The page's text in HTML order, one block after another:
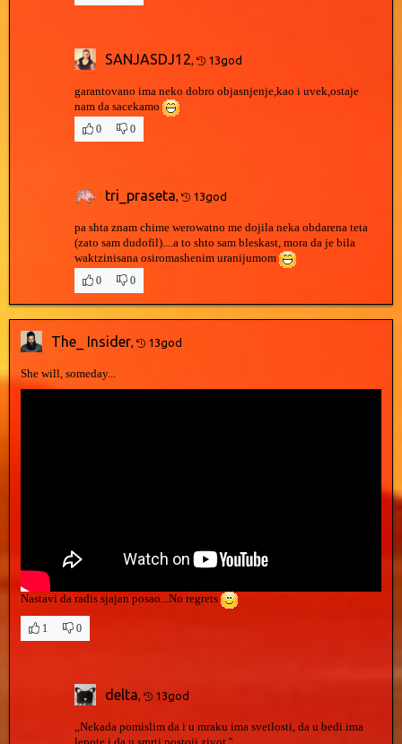
SANJASDJ12 13god
garantovano ima neko dobro objasnjenje,kao i uvek,ostaje
nam da sacekamo
0
0
tri_praseta 13god
pa shta znam chime werowatno me dojila neka obdarena teta
(zato sam dudofil)....a to shto sam bleskast, mora da je bila
waktzinisana osiromashenim uranijumom
0
0
The_ Insider 13god
She will, someday...
Nastavi da radis sjajan posao...No regrets
1 0
delta 13god
,,Nekada pomislim da i u mraku ima svetlosti, da u bedi ima